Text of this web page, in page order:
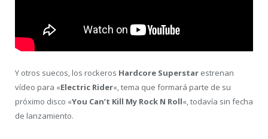
Y otros suecos, los rockeros Hardcore Superstar estrenan
vídeo para «Electric Rider«, tema que formará parte de su
próximo disco «You Can’t Kill My Rock N Roll«, todavía sin fecha
de lanzamiento.